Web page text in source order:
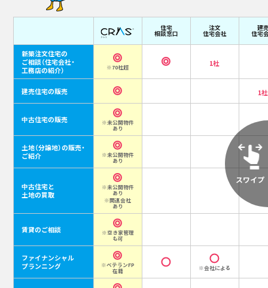
住宅
相談窓口
注文
住宅会社
建
住宅
新築注文住宅の
ご相談（住宅会社・
工務店の紹介）
※70社超 1社
建売住宅の販売 1社
中古住宅の販売
※未公開物件
あり
土地（分譲地）の販売・
ご紹介
※未公開物件
あり
中古住宅と
土地の買取
※未公開物件
あり
※関連会社
あり
賃貸のご相談
※空き家管理
も可
ファイナンシャル
プランニング
※ベテランFP
在籍
※会社による